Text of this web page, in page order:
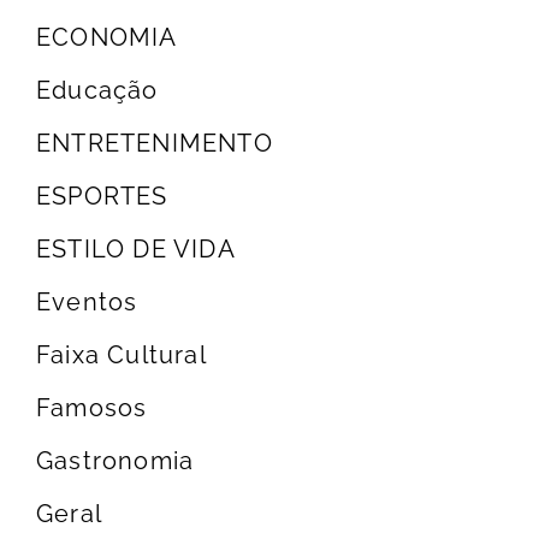
ECONOMIA
Educação
ENTRETENIMENTO
ESPORTES
ESTILO DE VIDA
Eventos
Faixa Cultural
Famosos
Gastronomia
Geral